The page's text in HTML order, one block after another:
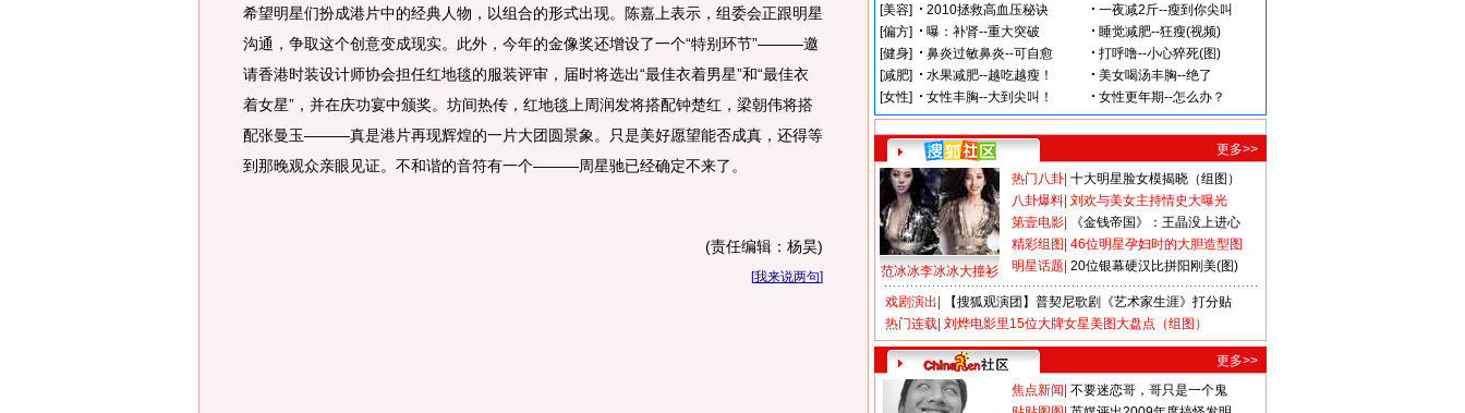
希望明星们扮成港片中的经典人物，以组合的形式出现。陈嘉上表示，组委会正跟明星
沟通，争取这个创意变成现实。此外，今年的金像奖还增设了一个“特别环节”———邀
请香港时装设计师协会担任红地毯的服装评审，届时将选出“最佳衣着男星”和“最佳衣
着女星”，并在庆功宴中颁奖。坊间热传，红地毯上周润发将搭配钟楚红，梁朝伟将搭
配张曼玉———真是港片再现辉煌的一片大团圆景象。只是美好愿望能否成真，还得等
到那晚观众亲眼见证。不和谐的音符有一个———周星驰已经确定不来了。
(责任编辑：杨昊)
[我来说两句]
更多>>
范冰冰李冰冰大撞衫
热门八卦 十大明星脸女模揭晓（组图）
八卦爆料 刘欢与美女主持情史大曝光
第壹电影
《金钱帝国》：王晶没上进心
精彩组图 46位明星孕妇时的大胆造型图
明星话题 20位银幕硬汉比拼阳刚美(图)
戏剧演出
【搜狐观演团】普契尼歌剧《艺术家生涯》打分贴
热门连载 刘烨电影里15位大牌女星美图大盘点（组图）
更多>>
焦点新闻 不要迷恋哥，哥只是一个鬼